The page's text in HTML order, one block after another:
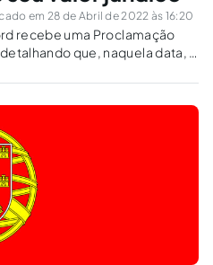
em 28 de Abril de 2022 às 16:20
recebe uma Proclamação
que, naquela data, a
sua metragem, localização na
aos sucessores.